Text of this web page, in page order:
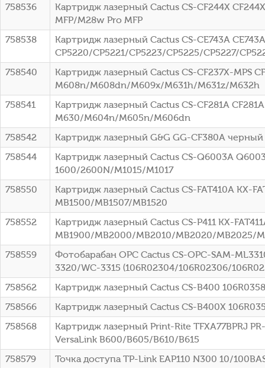
758536
Картридж лазерный Cactus CS-CF244X
MFP/M28w Pro MFP
758538
Картридж лазерный Cactus CS-CE743A
CP5220/CP5221/CP5223/CP5225/CP5227/
758540
Картридж лазерный Cactus CS-CF237X-MPS
M608n/M608dn/M609x/M631h/M631z/M632h
758541
Картридж лазерный Cactus CS-CF281A
M630/M604n/M605n/M606dn
758542
Картридж лазерный G&G GG-CF380A
758544
Картридж лазерный Cactus CS-Q6003A
1600/2600N/M1015/M1017
758550
Картридж лазерный Cactus CS-FAT410A KX-
MB1500/MB1507/MB1520
758552
Картридж лазерный Cactus CS-P411 KX-
MB1900/MB2000/MB2010/MB2020/MB2025/
758559
Фотобарабан OPC Cactus CS-OPC-SAM-
3320/WC-3315 (106R02304/106R02306/
758562
Картридж лазерный Cactus CS-B400
758566
Картридж лазерный Cactus CS-B400X
758568
Картридж лазерный Print-Rite TFXA77BPRJ
VersaLink B600/B605/B610/B615
758579
Точка доступа TP-Link EAP110 N300 10/